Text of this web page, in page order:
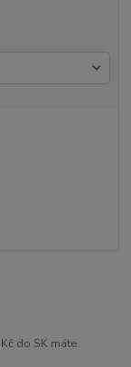
do SK máte